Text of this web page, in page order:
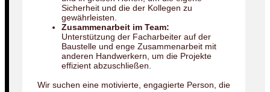
Sicherheit und die der Kollegen zu
gewährleisten.
Zusammenarbeit im Team:
Unterstützung der Facharbeiter auf der
Baustelle und enge Zusammenarbeit mit
anderen Handwerkern, um die Projekte
effizient abzuschließen.
Wir suchen eine motivierte, engagierte Person, die